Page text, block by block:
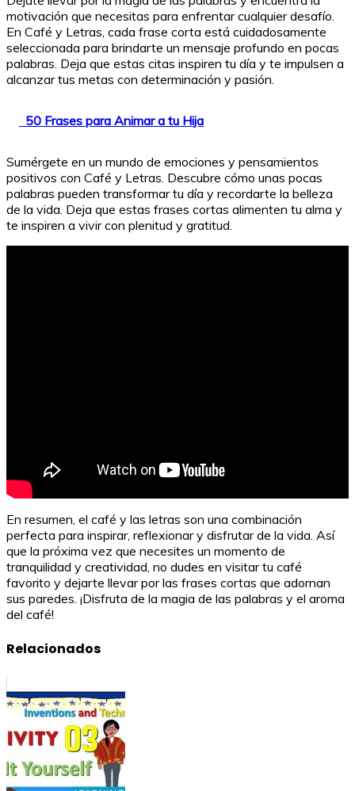
motivación que necesitas para enfrentar cualquier desafío.
En Café y Letras, cada frase corta está cuidadosamente
seleccionada para brindarte un mensaje profundo en pocas
palabras. Deja que estas citas inspiren tu día y te impulsen a
alcanzar tus metas con determinación y pasión.
50 Frases para Animar a tu Hija
Sumérgete en un mundo de emociones y pensamientos
positivos con Café y Letras. Descubre cómo unas pocas
palabras pueden transformar tu día y recordarte la belleza
de la vida. Deja que estas frases cortas alimenten tu alma y
te inspiren a vivir con plenitud y gratitud.
En resumen, el café y las letras son una combinación
perfecta para inspirar, reflexionar y disfrutar de la vida. Así
que la próxima vez que necesites un momento de
tranquilidad y creatividad, no dudes en visitar tu café
favorito y dejarte llevar por las frases cortas que adornan
sus paredes. ¡Disfruta de la magia de las palabras y el aroma
del café!
Relacionados